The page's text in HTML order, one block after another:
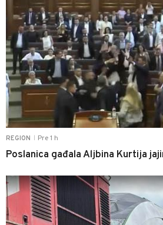
REGION Pre 1 h
Poslanica gađala Aljbina Kurtija